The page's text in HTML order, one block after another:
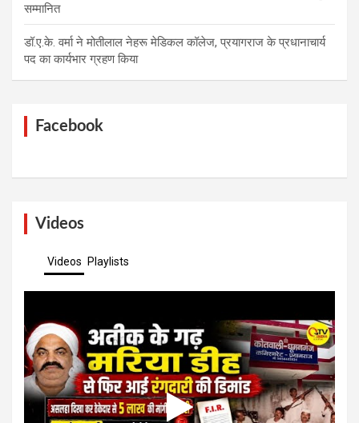
सम्मानित
डॉ.ए.के. वर्मा ने मोतीलाल नेहरू मेडिकल कॉलेज, प्रयागराज के प्रधानाचार्य
पद का कार्यभार ग्रहण किया
Facebook
Videos
Videos Playlists